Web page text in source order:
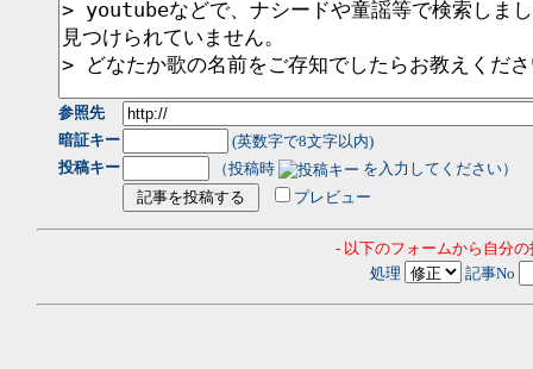
参照先
暗証キー
(英数字で8文字以内)
投稿キー
（投稿時
を入力してください）
プレビュー
- 以下のフォームから自分
処理
記事No